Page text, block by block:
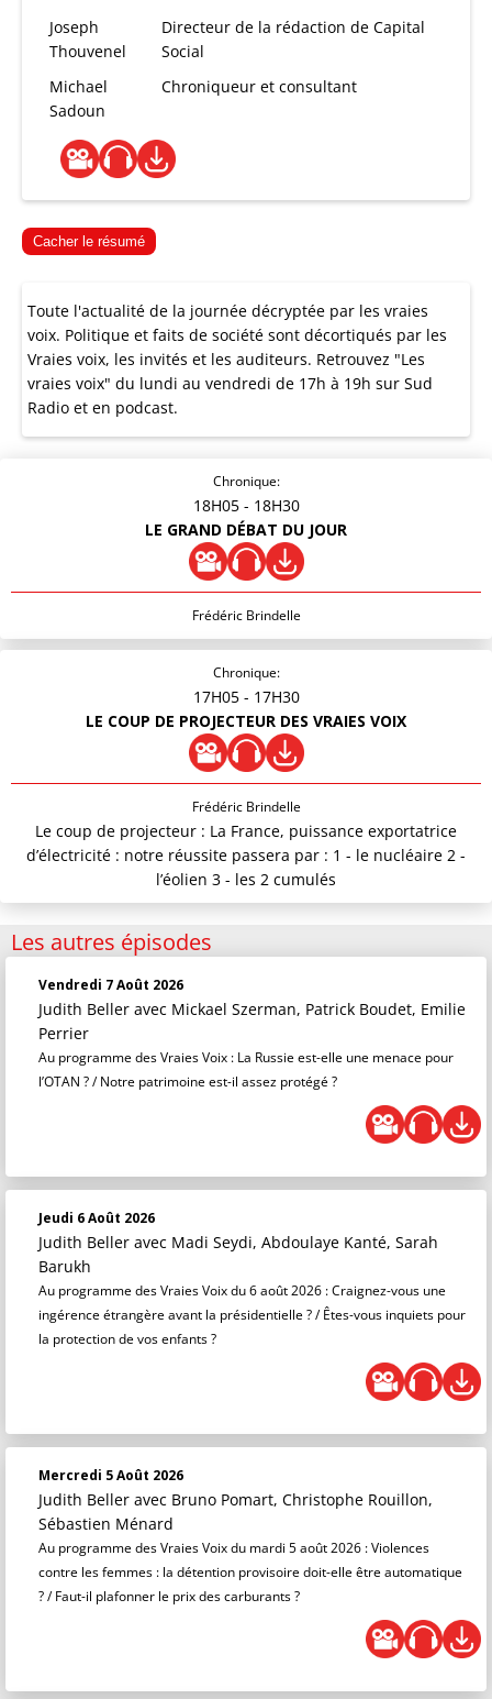
Joseph
Thouvenel
Directeur de la rédaction de Capital
Social
Michael
Sadoun
Chroniqueur et consultant
Cacher le résumé
Toute l'actualité de la journée décryptée par les vraies
voix. Politique et faits de société sont décortiqués par les
Vraies voix, les invités et les auditeurs. Retrouvez "Les
vraies voix" du lundi au vendredi de 17h à 19h sur Sud
Radio et en podcast.
Chronique:
18H05 - 18H30
LE GRAND DÉBAT DU JOUR
Frédéric Brindelle
Chronique:
17H05 - 17H30
LE COUP DE PROJECTEUR DES VRAIES VOIX
Frédéric Brindelle
Le coup de projecteur : La France, puissance exportatrice
d’électricité : notre réussite passera par : 1 - le nucléaire 2 -
l’éolien 3 - les 2 cumulés
Les autres épisodes
Vendredi 7 Août 2026
Judith Beller avec Mickael Szerman, Patrick Boudet, Emilie
Perrier
Au programme des Vraies Voix : La Russie est-elle une menace pour
l’OTAN ? / Notre patrimoine est-il assez protégé ?
Jeudi 6 Août 2026
Judith Beller avec Madi Seydi, Abdoulaye Kanté, Sarah
Barukh
Au programme des Vraies Voix du 6 août 2026 : Craignez-vous une
ingérence étrangère avant la présidentielle ? / Êtes-vous inquiets pour
la protection de vos enfants ?
Mercredi 5 Août 2026
Judith Beller avec Bruno Pomart, Christophe Rouillon,
Sébastien Ménard
Au programme des Vraies Voix du mardi 5 août 2026 : Violences
contre les femmes : la détention provisoire doit-elle être automatique
? / Faut-il plafonner le prix des carburants ?